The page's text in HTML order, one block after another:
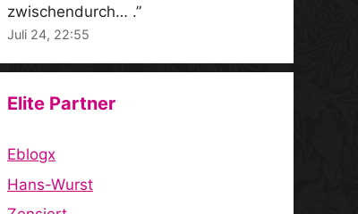
zwischendurch… .”
Juli 24, 22:55
Elite Partner
Eblogx
Hans-Wurst